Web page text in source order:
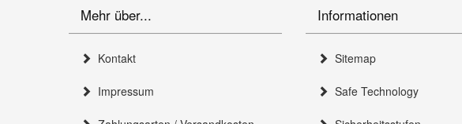
Mehr über...
Kontakt
Impressum
Informationen
Sitemap
Safe Technology